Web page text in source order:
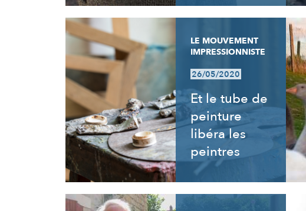
LE MOUVEMENT
IMPRESSIONNISTE
26/05/2020
Et le tube de
peinture
libéra les
peintres